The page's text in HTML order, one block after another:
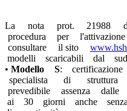
La nota prot. 21988
procedura per
consultare il sito
modelli scaricabili dal
• Modello S:
specialista di
prevedibile assenza
ai 30 giorni anche